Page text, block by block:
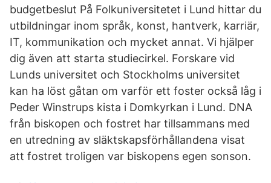
budgetbeslut På Folkuniversitetet i Lund hittar du
utbildningar inom språk, konst, hantverk, karriär,
IT, kommunikation och mycket annat. Vi hjälper
dig även att starta studiecirkel. Forskare vid
Lunds universitet och Stockholms universitet
kan ha löst gåtan om varför ett foster också låg i
Peder Winstrups kista i Domkyrkan i Lund. DNA
från biskopen och fostret har tillsammans med
en utredning av släktskapsförhållandena visat
att fostret troligen var biskopens egen sonson.